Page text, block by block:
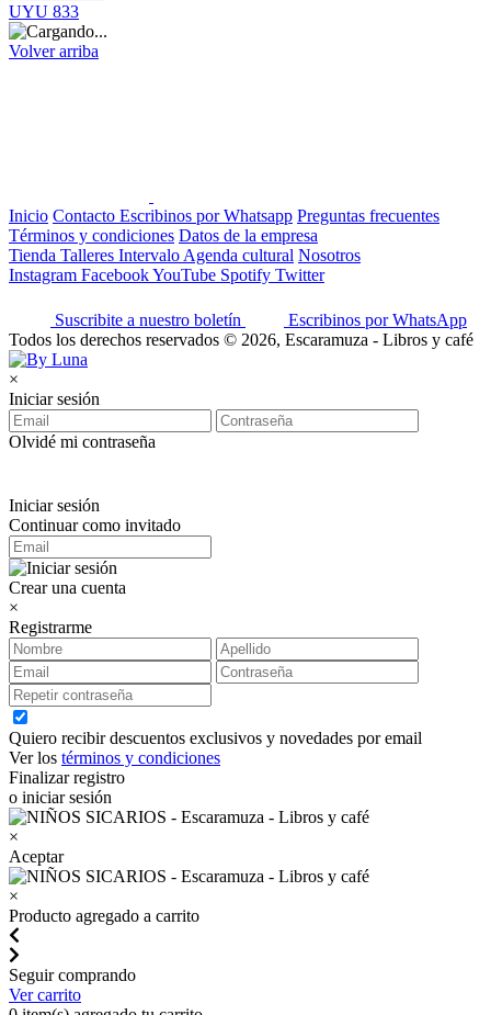
UYU 833
Volver arriba
Inicio Contacto Escribinos por Whatsapp Preguntas frecuentes
Términos y condiciones Datos de la empresa
Tienda Talleres Intervalo Agenda cultural Nosotros
Instagram FacebookYouTube Spotify Twitter
Suscribite a nuestro boletín
Escribinos por WhatsApp
Todos los derechos reservados © 2026, Escaramuza - Libros y café
×
Iniciar sesión
Olvidé mi contraseña
Iniciar sesión
Continuar como invitado
Crear una cuenta
×
Registrarme
Quiero recibir descuentos exclusivos y novedades por email
Ver los términos y condiciones
Finalizar registro
o iniciar sesión
×
Aceptar
×
Producto agregado a carrito
Seguir comprando
Ver carrito